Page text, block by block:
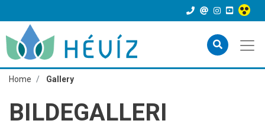
Home Gallery
BILDEGALLERI